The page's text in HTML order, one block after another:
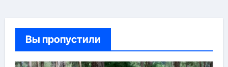
Вы пропустили